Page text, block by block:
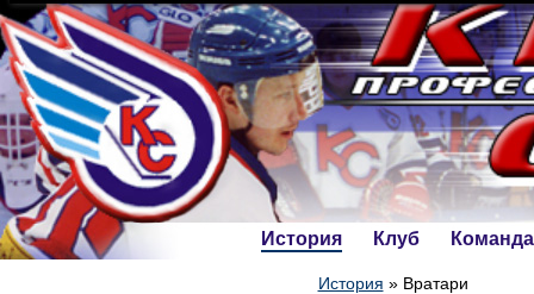
История Клуб Команда
История » Вратари